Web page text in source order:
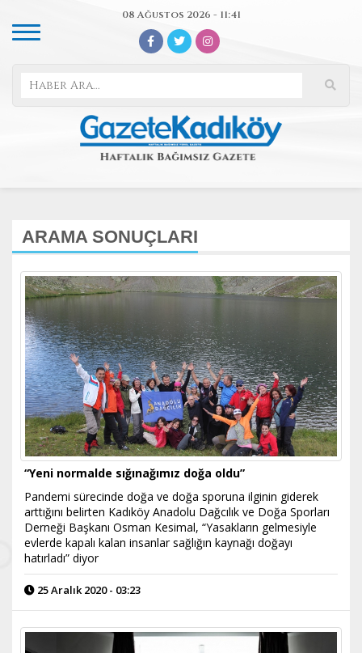
08 Ağustos 2026 - 11:41
ARAMA SONUÇLARI
“Yeni normalde sığınağımız doğa oldu”
Pandemi sürecinde doğa ve doğa sporuna ilginin giderek
arttığını belirten Kadıköy Anadolu Dağcılık ve Doğa Sporları
Derneği Başkanı Osman Kesimal, “Yasakların gelmesiyle
evlerde kapalı kalan insanlar sağlığın kaynağı doğayı
hatırladı” diyor
25 Aralık 2020 - 03:23